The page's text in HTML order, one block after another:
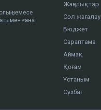
немесе
ғана
Жаңалықтар
Сол жағалау
Бюджет
Сараптама
Аймақ
Қоғам
Ұстаным
Сұхбат